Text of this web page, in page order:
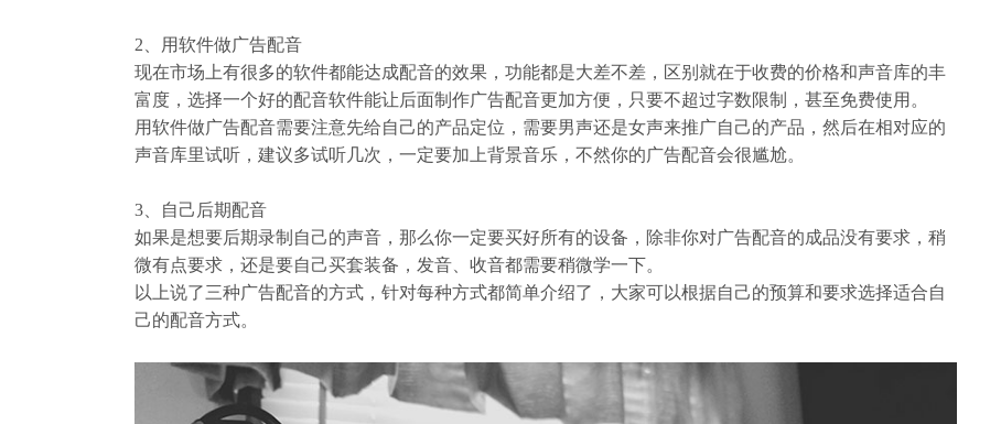
2 、用软件做广告配音
现在市场上有很多的软件都能达成配音的效果，功能都是大差不差，区别就在于收费的价格和声音库的丰
富度，选择一个好的配音软件能让后面制作广告配音更加方便，只要不超过字数限制，甚至免费使用。
用软件做广告配音需要注意先给自己的产品定位，需要男声还是女声来推广自己的产品，然后在相对应的
声音库里试听，建议多试听几次，一定要加上背景音乐，不然你的广告配音会很尴尬。
3 、自己后期配音
如果是想要后期录制自己的声音，那么你一定要买好所有的设备，除非你对广告配音的成品没有要求，稍
微有点要求，还是要自己买套装备，发音、收音都需要稍微学一下。
以上说了三种广告配音的方式，针对每种方式都简单介绍了，大家可以根据自己的预算和要求选择适合自
己的配音方式。